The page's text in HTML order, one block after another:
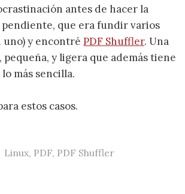
antes de hacer la
que era fundir varios
uno) y encontréPDF Shuffler. Una
y ligera que además tiene
más sencilla.
estos casos.
Linux, PDF, PDF Shuffler